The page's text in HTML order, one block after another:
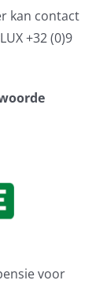
kan contact
+32 (0)9
voor